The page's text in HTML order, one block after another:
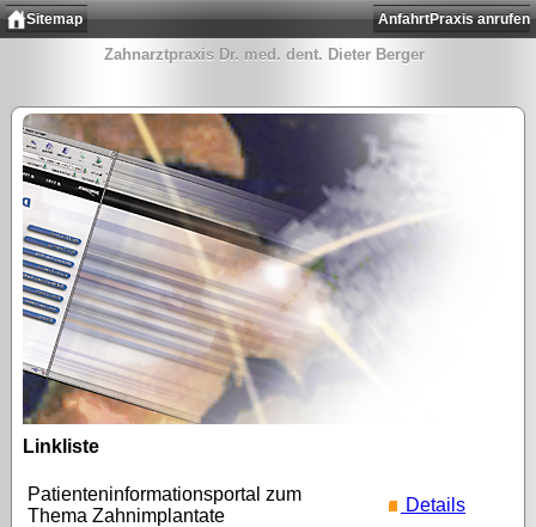
Sitemap Praxis anrufen
Anfahrt
Zahnarztpraxis Dr. med. dent. Dieter Berger
Linkliste
Patienteninformationsportal zum
Thema Zahnimplantate
Details